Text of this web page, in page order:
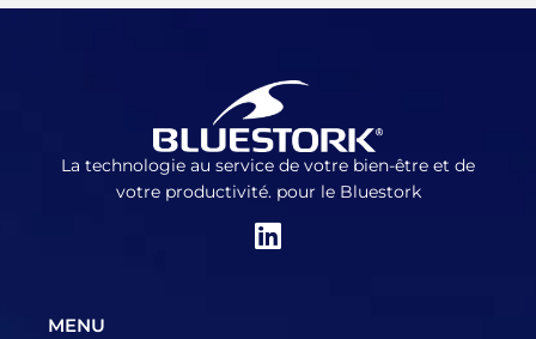
La technologie au service de votre bien-être et de
votre productivité. pour le Bluestork
MENU